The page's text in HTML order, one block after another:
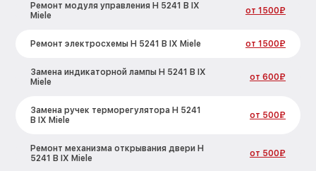
Ремонт модуля управления H 5241 B IX
Miele
от 1500₽
Ремонт электросхемы H 5241 B IX Miele от 1500₽
Замена индикаторной лампы H 5241 B IX
Miele
от 600₽
Замена ручек терморегулятора H 5241
B IX Miele
от 500₽
Ремонт механизма открывания двери H
5241 B IX Miele
от 500₽